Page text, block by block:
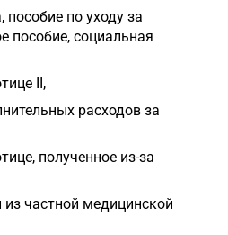
пособие по уходу за
пособие, социальная
II,
расходов за
полученное из-за
из частной медицинской